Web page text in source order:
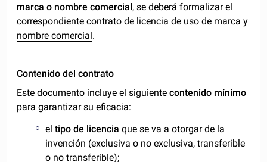
marca o nombre comercial, se deberá formalizar el
correspondientecontrato de licencia de uso de marca y
nombre comercial.
Contenido del contrato
Este documento incluye el siguientecontenido mínimo
para garantizar su eficacia:
eltipo de licencia que se va a otorgar de la
invención (exclusiva o no exclusiva, transferible
o no transferible);